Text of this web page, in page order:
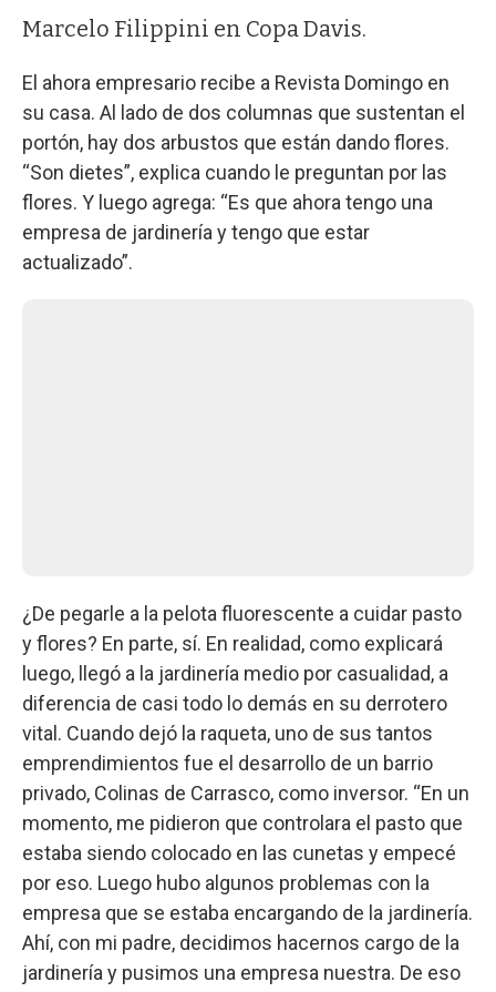
Marcelo Filippini en Copa Davis.
El ahora empresario recibe a Revista Domingo en
su casa. Al lado de dos columnas que sustentan el
portón, hay dos arbustos que están dando flores.
“Son dietes”, explica cuando le preguntan por las
flores. Y luego agrega: “Es que ahora tengo una
empresa de jardinería y tengo que estar
actualizado”.
¿De pegarle a la pelota fluorescente a cuidar pasto
y flores? En parte, sí. En realidad, como explicará
luego, llegó a la jardinería medio por casualidad, a
diferencia de casi todo lo demás en su derrotero
vital. Cuando dejó la raqueta, uno de sus tantos
emprendimientos fue el desarrollo de un barrio
privado, Colinas de Carrasco, como inversor. “En un
momento, me pidieron que controlara el pasto que
estaba siendo colocado en las cunetas y empecé
por eso. Luego hubo algunos problemas con la
empresa que se estaba encargando de la jardinería.
Ahí, con mi padre, decidimos hacernos cargo de la
jardinería y pusimos una empresa nuestra. De eso